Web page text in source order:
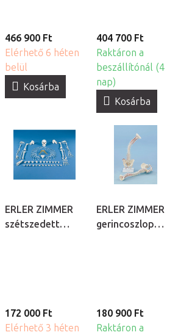
466 900 Ft
Elérhető 6 héten
belül
Kosárba
404 700 Ft
Raktáron a
beszállítónál (4
nap)
Kosárba
ERLER ZIMMER
szétszedett
172 000 Ft
Elérhető 3 héten
ERLER ZIMMER
gerincoszlop
180 900 Ft
Raktáron a